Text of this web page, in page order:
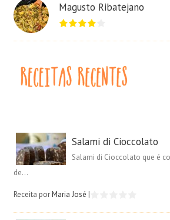
Magusto Ribatejano
Salami di Cioccolato
Salami di Cioccolato que é
de...
Receita porMaria José |